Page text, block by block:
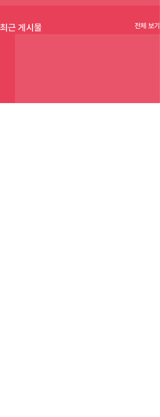
최근 게시물 전체 보기